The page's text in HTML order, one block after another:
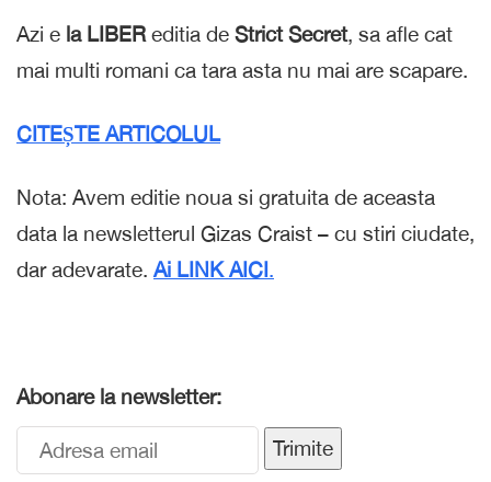
Azi e la LIBER editia de Strict Secret, sa afle cat
mai multi romani ca tara asta nu mai are scapare.
CITEȘTE ARTICOLUL
Nota: Avem editie noua si gratuita de aceasta
data la newsletterul Gizas Craist – cu stiri ciudate,
dar adevarate. Ai LINK AICI.
Abonare la newsletter:
Trimite